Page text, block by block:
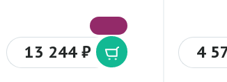
13 244 ₽ 4